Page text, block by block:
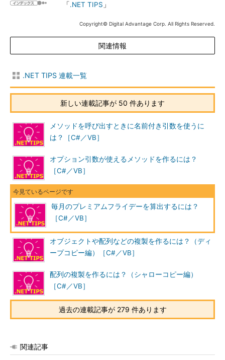
「.NET TIPS 」
Copyright© Digital Advantage Corp. All Rights Reserved.
関連情報
.NET TIPS 連載一覧
新しい連載記事が 50 件あります
メソッドを呼び出すときに名前付き引数を使うに
は？［C#／VB］
オプション引数が使えるメソッドを作るには？
［C#／VB］
毎月のプレミアムフライデーを算出するには？
［C#／VB］
オブジェクトや配列などの複製を作るには？（ディ
ープコピー編）［C#／VB］
配列の複製を作るには？（シャローコピー編）
［C#／VB］
過去の連載記事が 279 件あります
関連記事